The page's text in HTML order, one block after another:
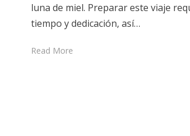
luna de miel. Preparar este viaje
tiempo y dedicación, así…
Read More